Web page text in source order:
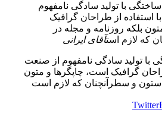
با تولید سادگی نامفهوم
استفاده از طراحان گرافیک
بلکه روزنامه و مجله در
که لازم استآقای ایرانی
با تولید سادگی نامفهوم از صنعت
گرافیک است، چاپگرها و متون
ستون و سطرآنچنان که لازم است